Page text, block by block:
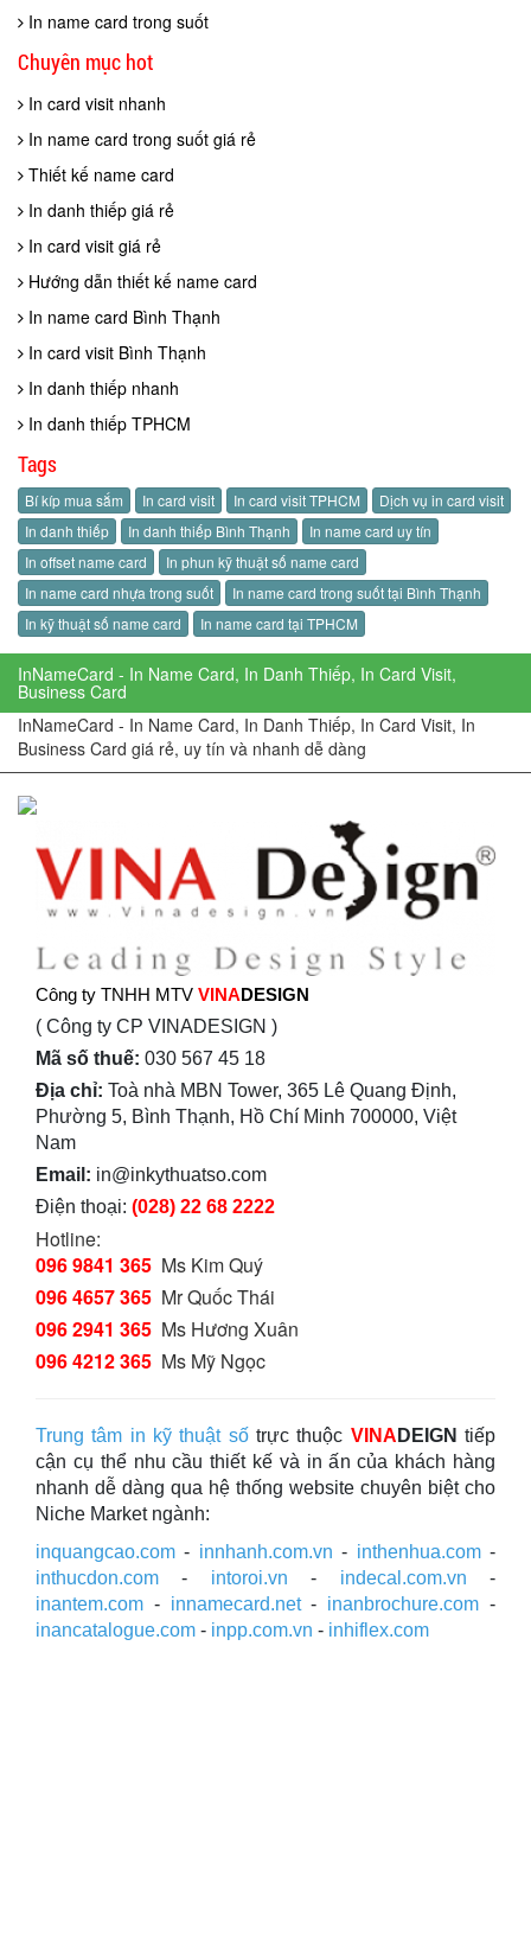
In name card trong suốt
Chuyên mục hot
In card visit nhanh
In name card trong suốt giá rẻ
Thiết kế name card
In danh thiếp giá rẻ
In card visit giá rẻ
Hướng dẫn thiết kế name card
In name card Bình Thạnh
In card visit Bình Thạnh
In danh thiếp nhanh
In danh thiếp TPHCM
Tags
Bí kíp mua sắm In card visit In card visit TPHCM
Dịch vụ in card visit
In danh thiếp
In danh thiếp Bình Thạnh
In name card uy tín
In offset name card
In phun kỹ thuật số name card
In name card nhựa trong suốt
In name card trong suốt tại Bình Thạnh
In kỹ thuật số name card
In name card tại TPHCM
InNameCard - In Name Card, In Danh Thiếp, In Card Visit,
Business Card
InNameCard - In Name Card, In Danh Thiếp, In Card Visit, In
Business Card giá rẻ, uy tín và nhanh dễ dàng
Công ty TNHH MTV VINADESIGN
( Công ty CP VINADESIGN )
Mã số thuế: 030 567 45 18
Địa chỉ: Toà nhà MBN Tower, 365 Lê Quang Định,
Phường 5, Bình Thạnh, Hồ Chí Minh 700000, Việt
Nam
Email: in@inkythuatso.com
Điện thoại: (028) 22 68 2222
Hotline:
096 9841 365 Ms Kim Quý
096 4657 365 Mr Quốc Thái
096 2941 365 Ms Hương Xuân
096 4212 365 Ms Mỹ Ngọc
Trung tâm in kỹ thuật sốtrực thuộc VINA DEIGN tiếp
cận cụ thể nhu cầu thiết kế và in ấn của khách hàng
nhanh dễ dàng qua hệ thống website chuyên biệt cho
Niche Market ngành:
inquangcao.com - innhanh.com.vn - inthenhua.com-
inthucdon.com - intoroi.vn - indecal.com.vn -
inantem.com - innamecard.net- inanbrochure.com -
inancatalogue.com - inpp.com.vn - inhiflex.com